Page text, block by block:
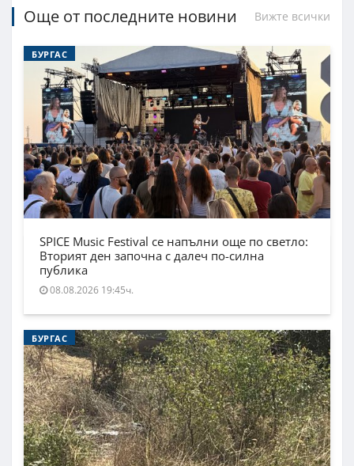
Още от последните новини Вижте всички
БУРГАС
SPICE Music Festival се напълни още по светло:
Вторият ден започна с далеч по-силна
публика
08.08.2026 19:45ч.
БУРГАС